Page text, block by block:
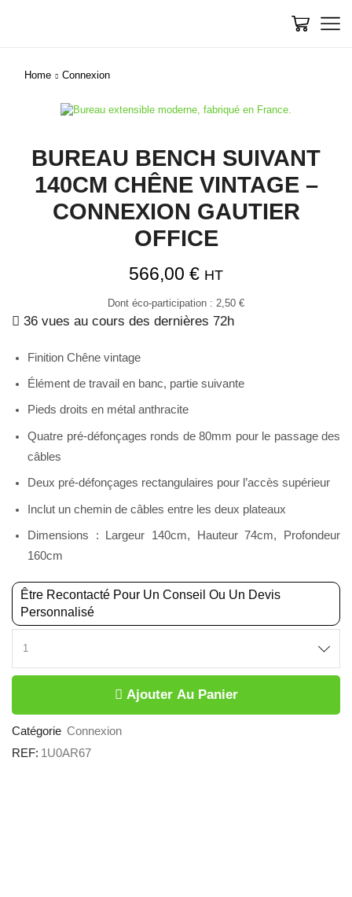
Home Connexion
BUREAU BENCH SUIVANT
140CM CHÊNE VINTAGE –
CONNEXION GAUTIER
OFFICE
566,00 € HT
Dont éco-participation : 2,50 €
36 vues au cours des dernières 72h
Finition Chêne vintage
Élément de travail en banc, partie suivante
Pieds droits en métal anthracite
Quatre pré-défonçages ronds de 80mm pour le passage des
câbles
Deux pré-défonçages rectangulaires pour l’accès supérieur
Inclut un chemin de câbles entre les deux plateaux
Dimensions : Largeur 140cm, Hauteur 74cm, Profondeur
160cm
Être Recontacté Pour Un Conseil Ou Un Devis
Personnalisé
BENCH
140CM
Ajouter Au Panier
Catégorie Connexion
REF: 1U0AR67